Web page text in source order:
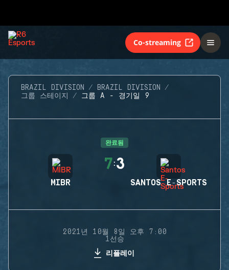
Co-streaming
BRAZIL DIVISION
BRAZIL DIVISION
그룹 스테이지
그룹 A - 경기일 9
완료됨
MIBR
7:3
SANTOS E-SPORTS
2021년 10월 8일 오후 7:00
1선승
리플레이